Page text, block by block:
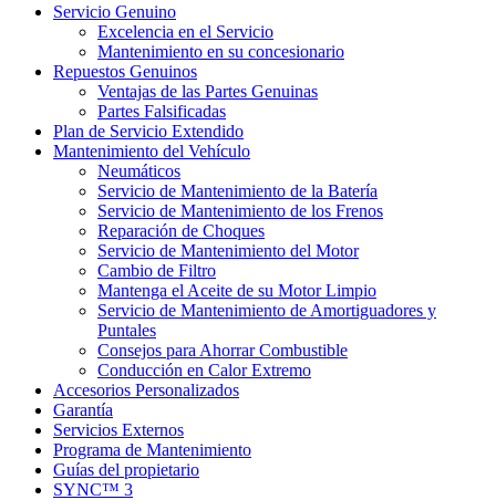
Servicio Genuino
Excelencia en el Servicio
Mantenimiento en su concesionario
Repuestos Genuinos
Ventajas de las Partes Genuinas
Partes Falsificadas
Plan de Servicio Extendido
Mantenimiento del Vehículo
Neumáticos
Servicio de Mantenimiento de la Batería
Servicio de Mantenimiento de los Frenos
Reparación de Choques
Servicio de Mantenimiento del Motor
Cambio de Filtro
Mantenga el Aceite de su Motor Limpio
Servicio de Mantenimiento de Amortiguadores y
Puntales
Consejos para Ahorrar Combustible
Conducción en Calor Extremo
Accesorios Personalizados
Garantía
Servicios Externos
Programa de Mantenimiento
Guías del propietario
SYNC™ 3